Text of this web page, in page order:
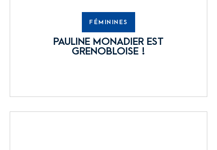
FÉMININES
PAULINE MONADIER EST
GRENOBLOISE !